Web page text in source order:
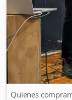
Quienes